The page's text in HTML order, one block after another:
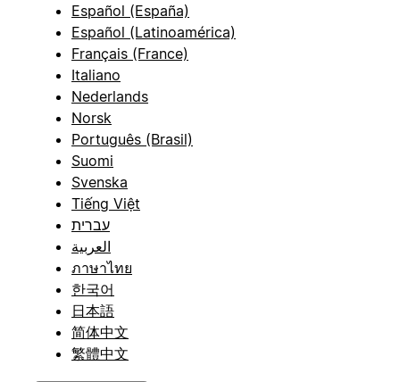
Español (España)
Español (Latinoamérica)
Français (France)
Italiano
Nederlands
Norsk
Português (Brasil)
Suomi
Svenska
Tiếng Việt
עברית
العربية
ภาษาไทย
한국어
日本語
简体中文
繁體中文